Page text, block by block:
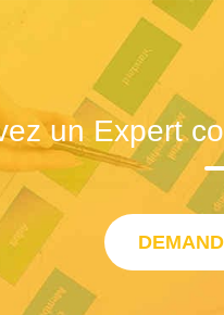
un Expert